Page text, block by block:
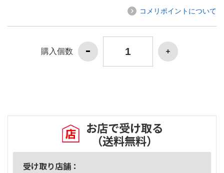
コメリポイントについて
購入個数
お店で受け取る
（送料無料）
受け取り店舗：